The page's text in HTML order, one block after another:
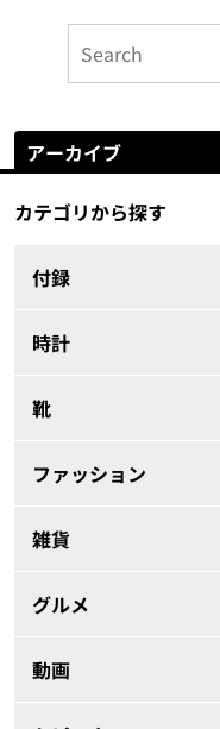
アーカイブ
カテゴリから探す
付録
時計
靴
ファッション
雑貨
グルメ
動画